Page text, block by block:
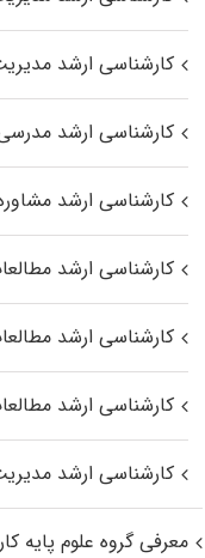
کارشناسی ارشد
کارشناسی ارشد
کارشناسی ارشد
کارشناسی ارشد
کارشناسی ارشد
کارشناسی ارشد
کارشناسی ارشد
معرفی گروه علوم پایه